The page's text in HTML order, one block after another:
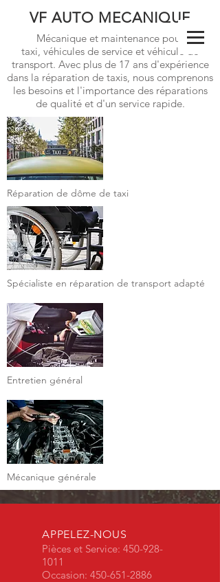
VFAUTO
VF AUTO MECANIQUE
Mécanique et maintenance pour
taxi, véhicules de service et véhicule de
transport. Avec plus de 17 ans d'expérience
dans la réparation de taxis, nous comprenons
les besoins et l'importance des réparations
de qualité et d'un service rapide.
Réparation de dôme de taxi
Spécialiste en réparation de transport adapté
Entretien général
Mécanique générale
APPELEZ-NOUS
Pièces et Service: 450-928-
1011
Occasion: 450-651-2886